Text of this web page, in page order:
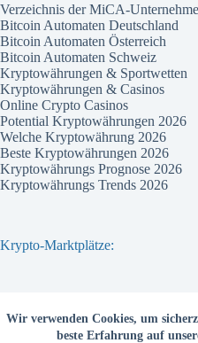
Wir verwenden Cookies, um
beste Erfahrung auf
Verzeichnis der MiCA-
Bitcoin Automaten Deutschland
Bitcoin Automaten Österreich
Bitcoin Automaten Schweiz
Kryptowährungen & Sportwetten
Kryptowährungen & Casinos
Online Crypto Casinos
Potential Kryptowährungen 2026
Welche Kryptowährung 2026
Beste Kryptowährungen 2026
Kryptowährungs Prognose 2026
Kryptowährungs Trends 2026
Krypto-Marktplätze:
Bitpanda